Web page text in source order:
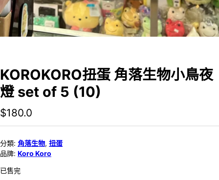
KOROKORO扭蛋 角落生物小鳥夜
燈 set of 5 (10)
$180.0
分類: 角落生物, 扭蛋
品牌: Koro Koro
已售完